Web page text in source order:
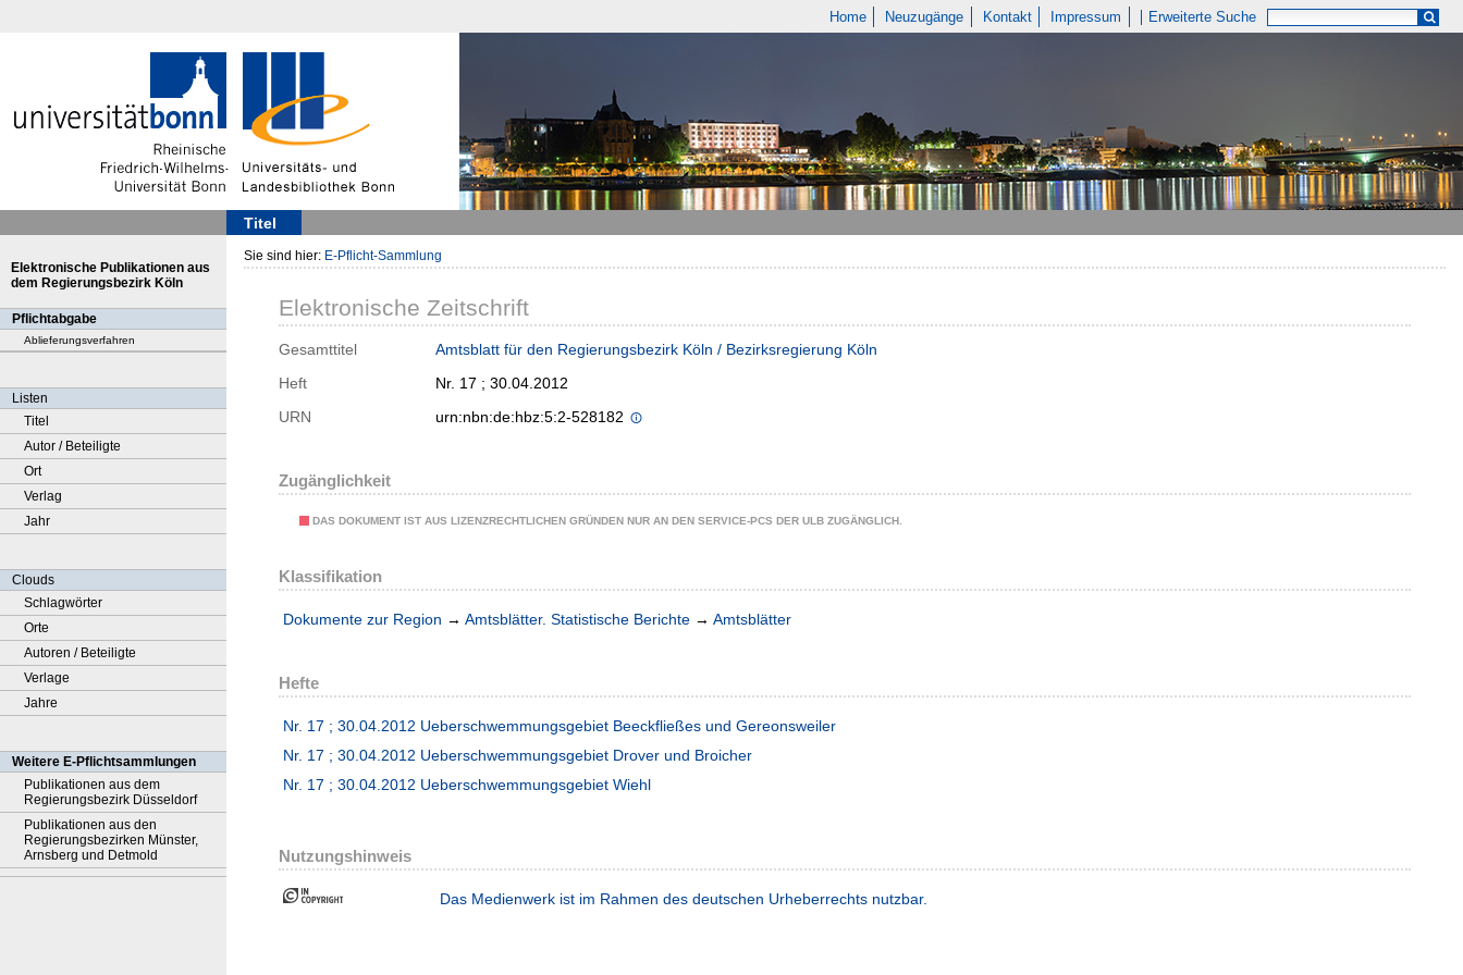
Home Neuzugänge Kontakt Impressum Erweiterte Suche
Titel
Elektronische Publikationen aus
dem Regierungsbezirk Köln
Pflichtabgabe
Ablieferungsverfahren
Listen
Titel
Autor / Beteiligte
Ort
Verlag
Jahr
Clouds
Schlagwörter
Orte
Autoren / Beteiligte
Verlage
Jahre
Weitere E-Pflichtsammlungen
Publikationen aus dem
Regierungsbezirk Düsseldorf
Publikationen aus den
Regierungsbezirken Münster,
Arnsberg und Detmold
Sie sind hier: E-Pflicht-Sammlung
Elektronische Zeitschrift
Gesamttitel
Amtsblatt für den Regierungsbezirk Köln / Bezirksregierung Köln
Heft
Nr. 17 ; 30.04.2012
URN
urn:nbn:de:hbz:5:2-528182
Zugänglichkeit
DAS DOKUMENT IST AUS LIZENZRECHTLICHEN GRÜNDEN NUR AN DEN SERVICE-PCS DER ULB ZUGÄNGLICH.
Klassifikation
Dokumente zur Region → Amtsblätter. Statistische Berichte → Amtsblätter
Hefte
Nr. 17 ; 30.04.2012 Ueberschwemmungsgebiet Beeckfließes und Gereonsweiler
Nr. 17 ; 30.04.2012 Ueberschwemmungsgebiet Drover und Broicher
Nr. 17 ; 30.04.2012 Ueberschwemmungsgebiet Wiehl
Nutzungshinweis
Das Medienwerk ist im Rahmen des deutschen Urheberrechts nutzbar.